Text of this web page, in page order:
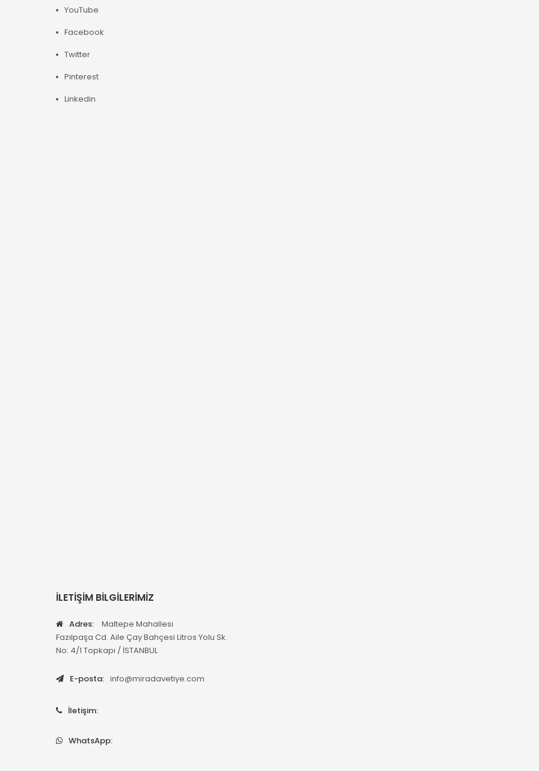
YouTube
Facebook
Twitter
Pinterest
Linkedin
İLETİŞİM BİLGİLERİMİZ
Adres:
Maltepe Mahallesi
Fazılpaşa Cd. Aile Çay Bahçesi Litros Yolu Sk.
No: 4/1 Topkapı / İSTANBUL
E-posta: info@miradavetiye.com
İletişim:
WhatsApp: